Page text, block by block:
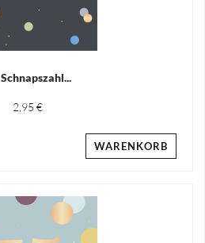
Schnapszahl...
2,95 €
WARENKORB